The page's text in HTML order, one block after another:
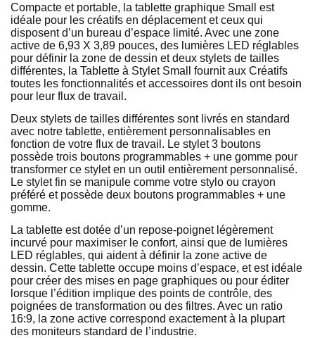
Compacte et portable, la tablette graphique Small est
idéale pour les créatifs en déplacement et ceux qui
disposent d’un bureau d’espace limité. Avec une zone
active de 6,93 X 3,89 pouces, des lumières LED réglables
pour définir la zone de dessin et deux stylets de tailles
différentes, la Tablette à Stylet Small fournit aux Créatifs
toutes les fonctionnalités et accessoires dont ils ont besoin
pour leur flux de travail.
Deux stylets de tailles différentes sont livrés en standard
avec notre tablette, entièrement personnalisables en
fonction de votre flux de travail. Le stylet 3 boutons
possède trois boutons programmables + une gomme pour
transformer ce stylet en un outil entièrement personnalisé.
Le stylet fin se manipule comme votre stylo ou crayon
préféré et possède deux boutons programmables + une
gomme.
La tablette est dotée d’un repose-poignet légèrement
incurvé pour maximiser le confort, ainsi que de lumières
LED réglables, qui aident à définir la zone active de
dessin. Cette tablette occupe moins d’espace, et est idéale
pour créer des mises en page graphiques ou pour éditer
lorsque l’édition implique des points de contrôle, des
poignées de transformation ou des filtres. Avec un ratio
16:9, la zone active correspond exactement à la plupart
des moniteurs standard de l’industrie.